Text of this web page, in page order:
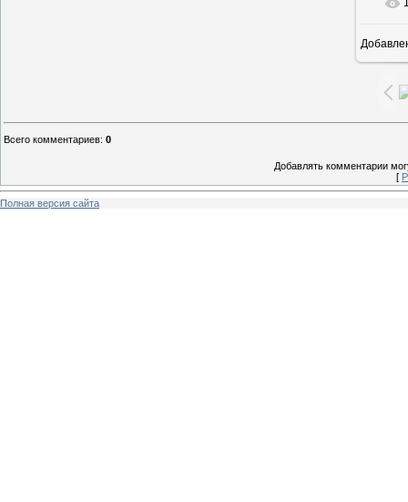
Всего комментариев: 0
Добавлять комментарии
[
Полная версия сайта